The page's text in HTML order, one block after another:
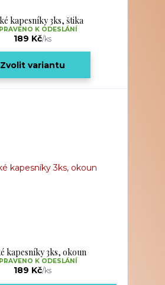
kapesníky 3ks, štika
189 Kč/ks
K ODESLÁNÍ
Zvolit variantu
kapesníky 3ks, okoun
189 Kč/ks
K ODESLÁNÍ